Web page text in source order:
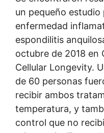
un pequeño
enfermedad
espondilitis
octubre de 2018 en
Cellular Longevity.
de 60 personas
recibir ambos
temperatura, y
control que no